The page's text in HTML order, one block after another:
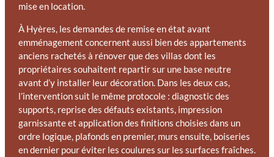
mise en location.
À Hyères, les demandes de remise en état avant
emménagement concernent aussi bien des appartements
anciens rachetés à rénover que des villas dont les
propriétaires souhaitent repartir sur une base neutre
avant d’y installer leur décoration. Dans les deux cas,
l’intervention suit le même protocole : diagnostic des
supports, reprise des défauts existants, impression
garnissante et application des finitions choisies dans un
ordre logique, plafonds en premier, murs ensuite, boiseries
en dernier pour éviter les coulures sur les surfaces fraîches.